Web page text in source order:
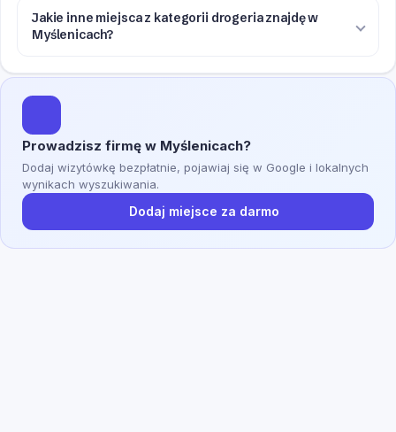
Jakie inne miejsca z kategorii drogeria znajdę w
Myślenicach?
Prowadzisz firmę w Myślenicach?
Dodaj wizytówkę bezpłatnie, pojawiaj się w Google i lokalnych
wynikach wyszukiwania.
Dodaj miejsce za darmo